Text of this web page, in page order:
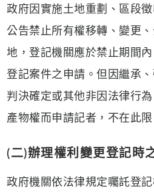
政府因實施土地重劃、區段
公告禁止所有權移轉、變更
地，登記機關應於禁止期間
登記案件之申請。但因繼承
判決確定或其他非因法律行
產物權而申請記者，不在此限
(二)辦理權利變更登記時
政府機關依法律規定囑託登